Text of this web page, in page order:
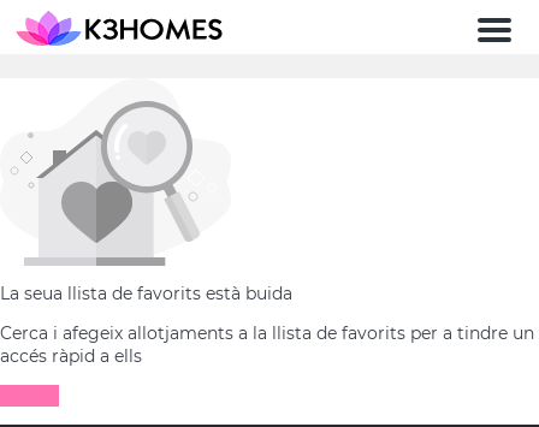
Menu
La seua llista de favorits està buida
Cerca i afegeix allotjaments a la llista de favorits per a tindre un
accés ràpid a ells